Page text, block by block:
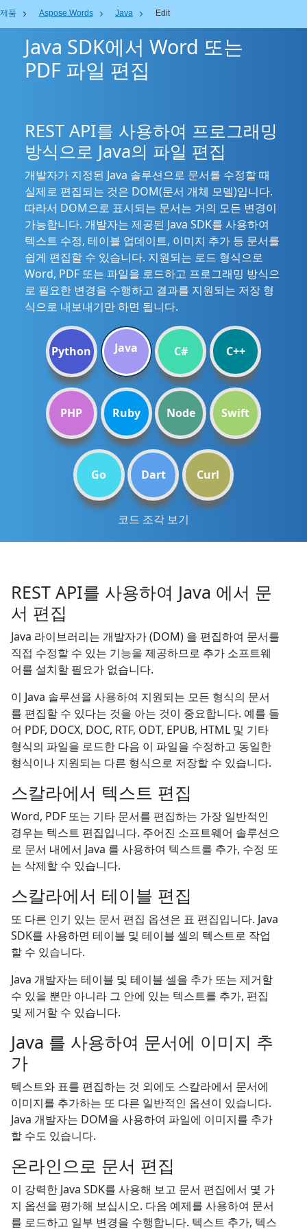
제품 Aspose.Words Java Edit
Java SDK에서 Word 또는
PDF 파일 편집
REST API를 사용하여 프로그래밍
방식으로 Java의 파일 편집
개발자가 지정된 Java 솔루션으로 문서를 수정할 때
실제로 편집되는 것은 DOM(문서 개체 모델)입니다.
따라서 DOM으로 표시되는 문서는 거의 모든 변경이
가능합니다. 개발자는 제공된 Java SDK를 사용하여
텍스트 수정, 테이블 업데이트, 이미지 추가 등 문서를
쉽게 편집할 수 있습니다. 지원되는 로드 형식으로
Word, PDF 또는 파일을 로드하고 프로그래밍 방식으
로 필요한 변경을 수행하고 결과를 지원되는 저장 형
식으로 내보내기만 하면 됩니다.
Python Java C# C++
PHP Ruby Node Swift
Go Dart Curl
코드 조각 보기
REST API를 사용하여 Java 에서 문
서 편집
Java 라이브러리는 개발자가 (DOM) 을 편집하여 문서를
직접 수정할 수 있는 기능을 제공하므로 추가 소프트웨
어를 설치할 필요가 없습니다.
이 Java 솔루션을 사용하여 지원되는 모든 형식의 문서
를 편집할 수 있다는 것을 아는 것이 중요합니다. 예를 들
어 PDF, DOCX, DOC, RTF, ODT, EPUB, HTML 및 기타
형식의 파일을 로드한 다음 이 파일을 수정하고 동일한
형식이나 지원되는 다른 형식으로 저장할 수 있습니다.
스칼라에서 텍스트 편집
Word, PDF 또는 기타 문서를 편집하는 가장 일반적인
경우는 텍스트 편집입니다. 주어진 소프트웨어 솔루션으
로 문서 내에서 Java 를 사용하여 텍스트를 추가, 수정 또
는 삭제할 수 있습니다.
스칼라에서 테이블 편집
또 다른 인기 있는 문서 편집 옵션은 표 편집입니다. Java
SDK를 사용하면 테이블 및 테이블 셀의 텍스트로 작업
할 수 있습니다.
Java 개발자는 테이블 및 테이블 셀을 추가 또는 제거할
수 있을 뿐만 아니라 그 안에 있는 텍스트를 추가, 편집
및 제거할 수 있습니다.
Java 를 사용하여 문서에 이미지 추
가
텍스트와 표를 편집하는 것 외에도 스칼라에서 문서에
이미지를 추가하는 또 다른 일반적인 옵션이 있습니다.
Java 개발자는 DOM을 사용하여 파일에 이미지를 추가
할 수도 있습니다.
온라인으로 문서 편집
이 강력한 Java SDK를 사용해 보고 문서 편집에서 몇 가
지 옵션을 평가해 보십시오. 다음 예제를 사용하여 문서
를 로드하고 일부 변경을 수행합니다. 텍스트 추가, 텍스